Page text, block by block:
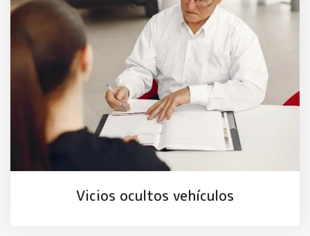
Vicios ocultos vehículos